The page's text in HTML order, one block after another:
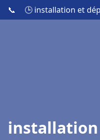
📞 🕒 installation et
installation